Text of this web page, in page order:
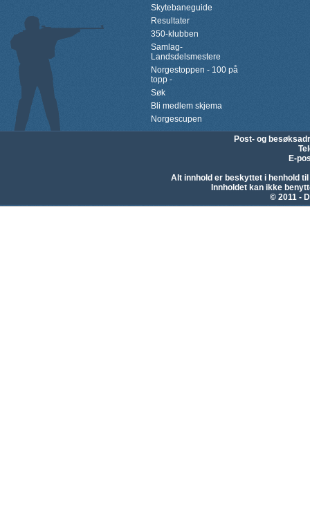
Skytebaneguide
Resultater
350-klubben
Samlag-
Landsdelsmestere
Norgestoppen - 100 på
topp -
Søk
Bli medlem skjema
Norgescupen
Post- og
E-
Alt innhold er beskyttet i henhold
Innholdet kan ikke
© 2011 -